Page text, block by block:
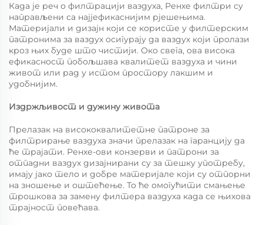
Када је реч о филтрацији ваздуха, Ренхе филтри су
направљени са најјефикаснијим рјешењима.
Материјали и дизајн који се користе у филтерским
патронима за ваздух осигурају да ваздух који пролази
кроз њих буде што чистији. Око свега, ова висока
ефикасност побољшава квалитет ваздуха и чини
живот или рад у истом простору лакшим и
удобнијим.
Издржљивост и дужину живота
Прелазак на висококвалитетне патроне за
филтрирање ваздуха значи прелазак на гаранцију да
ће трајати. Ренхе-ови конзерви и патрони за
отпадни ваздух дизајнирани су за тешку употребу,
имају јако тело и добре материјале који су отпорни
на зношење и оштећење. То ће омогућити смањење
трошкова за замену филтера ваздуха када се њихова
трајност повећава.